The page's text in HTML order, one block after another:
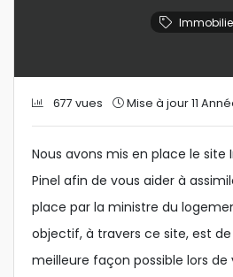
677 vues Mise à jour 11
Nous avons mis en place le
Pinel afin de vous aider à
place par la ministre du
objectif, à travers ce site, est
meilleure façon possible lors